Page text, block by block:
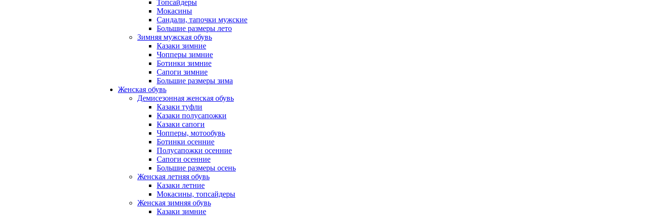
Топсайдеры
Мокасины
Сандали, тапочки мужские
Большие размеры лето
Зимняя мужская обувь
Казаки зимние
Чопперы зимние
Ботинки зимние
Сапоги зимние
Большие размеры зима
Женская обувь
Демисезонная женская обувь
Казаки туфли
Казаки полусапожки
Казаки сапоги
Чопперы, мотообувь
Ботинки осенние
Полусапожки осенние
Сапоги осенние
Большие размеры осень
Женская летняя обувь
Казаки летние
Мокасины, топсайдеры
Женская зимняя обувь
Казаки зимние